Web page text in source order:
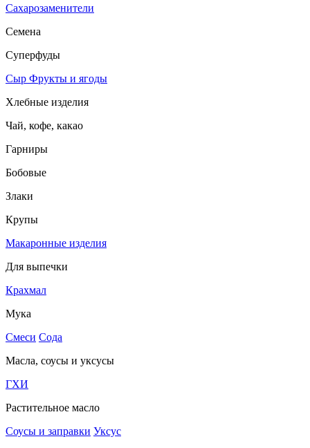
Сахарозаменители
Семена
Суперфуды
Сыр Фрукты и ягоды
Хлебные изделия
Чай, кофе, какао
Гарниры
Бобовые
Злаки
Крупы
Макаронные изделия
Для выпечки
Крахмал
Мука
Смеси Сода
Масла, соусы и уксусы
ГХИ
Растительное масло
Соусы и заправки Уксус